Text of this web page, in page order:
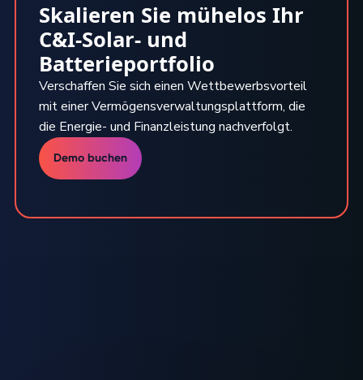
Skalieren Sie mühelos Ihr
C&I-Solar- und
Batterieportfolio
Verschaffen Sie sich einen Wettbewerbsvorteil
mit einer Vermögensverwaltungsplattform, die
die Energie- und Finanzleistung nachverfolgt.
Demo buchen